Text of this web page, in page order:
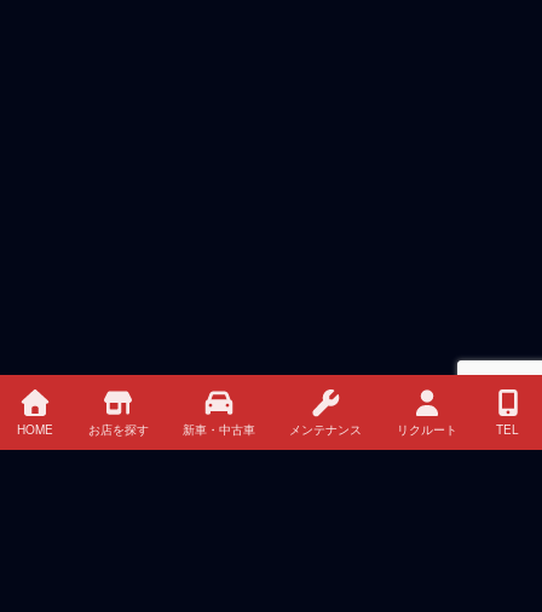
HOME お店を探す 新車・中古車 メンテナンス リクルート TEL